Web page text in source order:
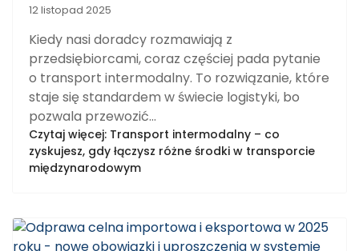
12 listopad 2025
Kiedy nasi doradcy rozmawiają z
przedsiębiorcami, coraz częściej pada pytanie
o transport intermodalny. To rozwiązanie, które
staje się standardem w świecie logistyki, bo
pozwala przewozić...
Czytaj więcej: Transport intermodalny – co
zyskujesz, gdy łączysz różne środki w transporcie
międzynarodowym